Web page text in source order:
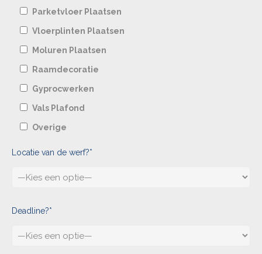
Parketvloer Plaatsen
Vloerplinten Plaatsen
Moluren Plaatsen
Raamdecoratie
Gyprocwerken
Vals Plafond
Overige
Locatie van de werf?*
Deadline?*